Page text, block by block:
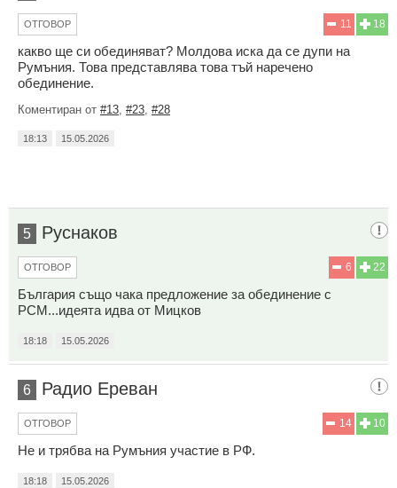
18
11
ОТГОВОР
какво ще си обединяват? Молдова иска да се дупи на
Румъния. Това представлява това тъй наречено
обединение.
Коментиран от #13 #23 #28
18:13 15.05.2026
5 Руснаков
22
6
ОТГОВОР
България също чака предложение за обединение с
РСМ...идеята идва от Мицков
18:18 15.05.2026
6 Радио Ереван
10
14
ОТГОВОР
Не и трябва на Румъния участие в РФ.
18:18 15.05.2026